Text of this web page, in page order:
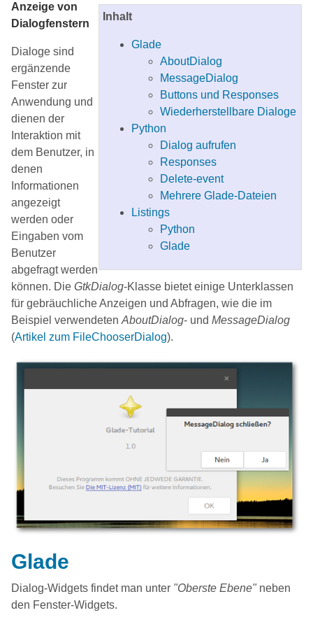
Inhalt
Glade
AboutDialog
MessageDialog
Buttons und Responses
Wiederherstellbare Dialoge
Python
Dialog aufrufen
Responses
Delete-event
Mehrere Glade-Dateien
Listings
Python
Glade
Anzeige von
Dialogfenstern
Dialoge sind
ergänzende
Fenster zur
Anwendung und
dienen der
Interaktion mit
dem Benutzer, in
denen
Informationen
angezeigt
werden oder
Eingaben vom
Benutzer
abgefragt werden
können. Die GtkDialog-Klasse bietet einige Unterklassen
für gebräuchliche Anzeigen und Abfragen, wie die im
Beispiel verwendeten AboutDialog- und MessageDialog
(Artikel zum FileChooserDialog).
Glade
Dialog-Widgets findet man unter "Oberste Ebene"neben
den Fenster-Widgets.